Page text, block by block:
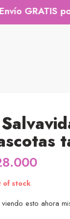
GRATIS por
of stock
esto ahora